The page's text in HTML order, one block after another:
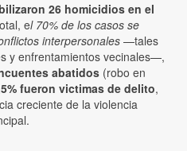
26 homicidios en el
el 70% de los casos se
interpersonales —tales
y enfrentamientos vecinales—,
abatidos (robo en
fueron victimas de delito,
creciente de la violencia